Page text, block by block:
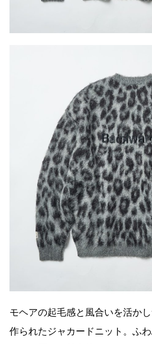
モヘアの起毛感と風合いを活か
作られたジャカードニット。ふ